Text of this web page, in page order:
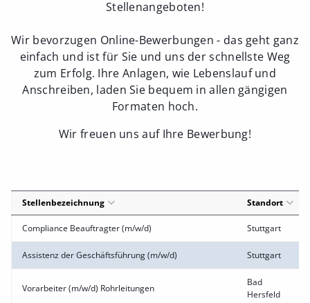
Stellenangeboten!
Wir bevorzugen Online-Bewerbungen - das geht ganz
einfach und ist für Sie und uns der schnellste Weg
zum Erfolg. Ihre Anlagen, wie Lebenslauf und
Anschreiben, laden Sie bequem in allen gängigen
Formaten hoch.
Wir freuen uns auf Ihre Bewerbung!
Stellenbezeichnung Standort
Compliance Beauftragter (m/w/d) Stuttgart
Assistenz der Geschäftsführung (m/w/d) Stuttgart
Vorarbeiter (m/w/d) Rohrleitungen
Bad
Hersfeld